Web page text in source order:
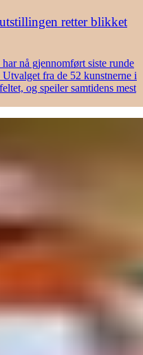
retter blikket
nå gjennomført siste runde
fra de 52 kunstnerne i
og speiler samtidens mest